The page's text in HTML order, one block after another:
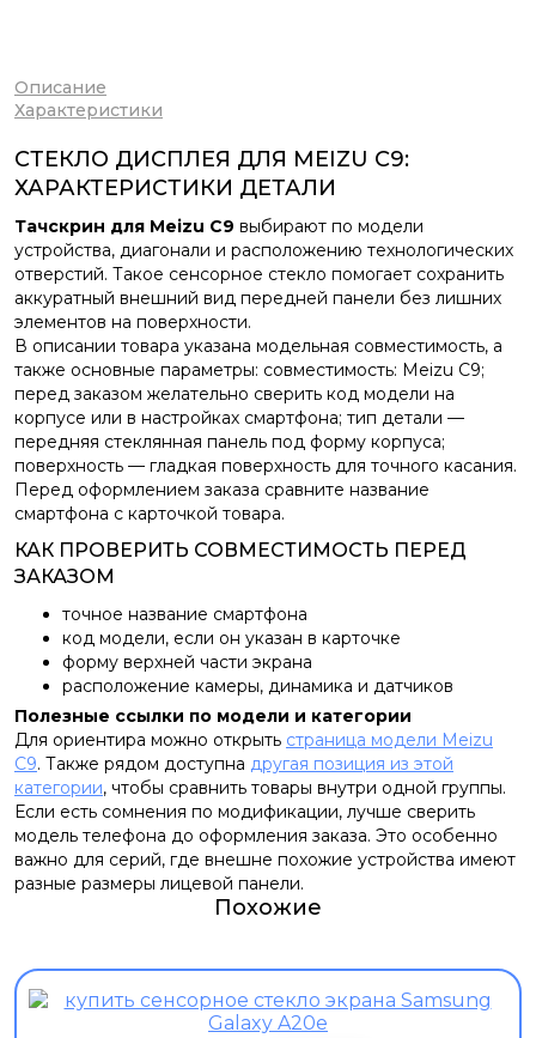
Описание
Характеристики
СТЕКЛО ДИСПЛЕЯ ДЛЯ MEIZU C9:
ХАРАКТЕРИСТИКИ ДЕТАЛИ
Тачскрин для Meizu C9 выбирают по модели
устройства, диагонали и расположению технологических
отверстий. Такое сенсорное стекло помогает сохранить
аккуратный внешний вид передней панели без лишних
элементов на поверхности.
В описании товара указана модельная совместимость, а
также основные параметры: совместимость: Meizu C9;
перед заказом желательно сверить код модели на
корпусе или в настройках смартфона; тип детали —
передняя стеклянная панель под форму корпуса;
поверхность — гладкая поверхность для точного касания.
Перед оформлением заказа сравните название
смартфона с карточкой товара.
КАК ПРОВЕРИТЬ СОВМЕСТИМОСТЬ ПЕРЕД
ЗАКАЗОМ
точное название смартфона
код модели, если он указан в карточке
форму верхней части экрана
расположение камеры, динамика и датчиков
Полезные ссылки по модели и категории
Для ориентира можно открыть страница модели Meizu
C9. Также рядом доступна другая позиция из этой
категории, чтобы сравнить товары внутри одной группы.
Если есть сомнения по модификации, лучше сверить
модель телефона до оформления заказа. Это особенно
важно для серий, где внешне похожие устройства имеют
разные размеры лицевой панели.
Похожие